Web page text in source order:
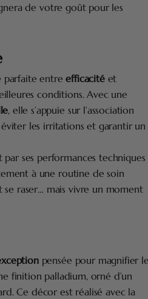
de votre goût pour les
parfaite entreefficacitéet
conditions. Avec une
, elle s’appuie sur l’association
éviter les irritations et garantir un
ses performances techniques
à une routine de soin
se raser… mais vivre un moment
pensée pour magnifier le
finition palladium, orné d’un
Ce décor est réalisé avec la